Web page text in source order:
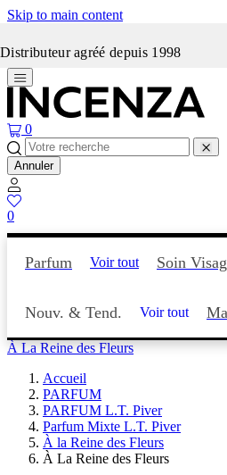
Skip to main content
Distributeur agréé depuis 1998
Incenza fait
0
Annuler
0
Parfum Voir tout Soin
Nouv. & Tend. Voir tout
À La Reine des Fleurs
Accueil
PARFUM
PARFUM L.T. Piver
Parfum Mixte L.T. Piver
À la Reine des Fleurs
À La Reine des Fleurs